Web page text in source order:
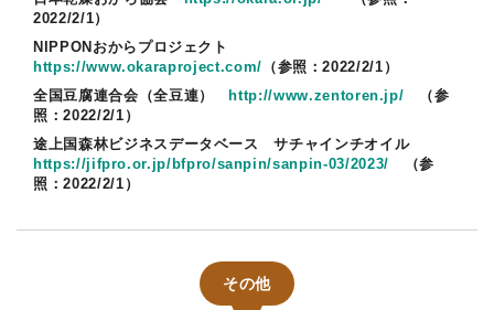
2022/2/1）
NIPPONおからプロジェクト
https://www.okaraproject.com/ （参照：2022/2/1）
全国豆腐連合会（全豆連）
http://www.zentoren.jp/ （参
照：2022/2/1）
途上国森林ビジネスデータベース サチャインチオイル
https://jifpro.or.jp/bfpro/sanpin/sanpin-03/2023/ （参
照：2022/2/1）
その他